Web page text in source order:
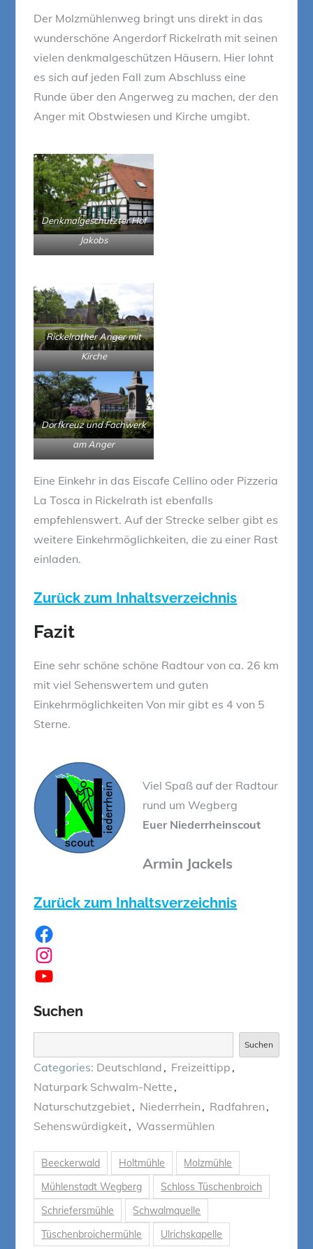
Der Molzmühlenweg bringt uns direkt in das
wunderschöne Angerdorf Rickelrath mit seinen
vielen denkmalgeschützen Häusern. Hier lohnt
es sich auf jeden Fall zum Abschluss eine
Runde über den Angerweg zu machen, der den
Anger mit Obstwiesen und Kirche umgibt.
Denkmalgeschützter Hof
Jakobs
Rickelrather Anger mit
Kirche
Dorfkreuz und Fachwerk
am Anger
Eine Einkehr in das Eiscafe Cellino oder Pizzeria
La Tosca in Rickelrath ist ebenfalls
empfehlenswert. Auf der Strecke selber gibt es
weitere Einkehrmöglichkeiten, die zu einer Rast
einladen.
Zurück zum Inhaltsverzeichnis
Fazit
Eine sehr schöne schöne Radtour von ca. 26 km
mit viel Sehenswertem und guten
Einkehrmöglichkeiten Von mir gibt es 4 von 5
Sterne.
Viel Spaß auf der Radtour
rund um Wegberg
Euer Niederrheinscout
Armin Jackels
Zurück zum Inhaltsverzeichnis
Facebook
Instagram
YouTube
Suchen
Suchen
Categories: Deutschland
Freizeittipp
Naturpark Schwalm-Nette
Naturschutzgebiet
Niederrhein
Radfahren
Sehenswürdigkeit
Wassermühlen
Beeckerwald Holtmühle
Molzmühle
Mühlenstadt Wegberg
Schloss Tüschenbroich
Schriefersmühle
Schwalmquelle
Tüschenbroichermühle
Ulrichskapelle